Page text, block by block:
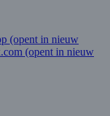
(opent in nieuw
(opent in nieuw